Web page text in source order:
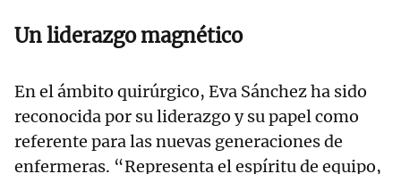
Un liderazgo magnético
En el ámbito quirúrgico, Eva Sánchez ha sido
reconocida por su liderazgo y su papel como
referente para las nuevas generaciones de
enfermeras. “Representa el espíritu de equipo,